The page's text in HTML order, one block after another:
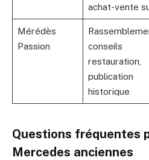
achat-vente
Mérédès
Passion
conseils
restauration,
publication
historique
Questions fréquentes
Mercedes anciennes